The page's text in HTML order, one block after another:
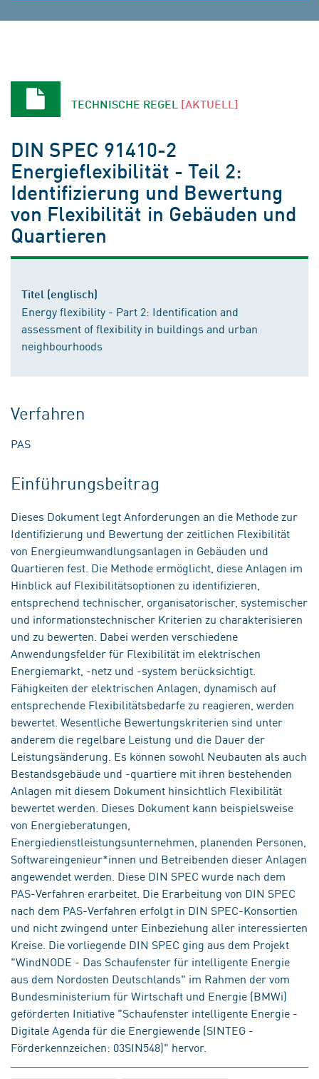
TECHNISCHE REGEL [AKTUELL]
DIN SPEC 91410-2
Energieflexibilität - Teil 2:
Identifizierung und Bewertung
von Flexibilität in Gebäuden und
Quartieren
Titel (englisch)
Energy flexibility - Part 2: Identification and
assessment of flexibility in buildings and urban
neighbourhoods
Verfahren
PAS
Einführungsbeitrag
Dieses Dokument legt Anforderungen an die Methode zur
Identifizierung und Bewertung der zeitlichen Flexibilität
von Energieumwandlungsanlagen in Gebäuden und
Quartieren fest. Die Methode ermöglicht, diese Anlagen im
Hinblick auf Flexibilitätsoptionen zu identifizieren,
entsprechend technischer, organisatorischer, systemischer
und informationstechnischer Kriterien zu charakterisieren
und zu bewerten. Dabei werden verschiedene
Anwendungsfelder für Flexibilität im elektrischen
Energiemarkt, -netz und -system berücksichtigt.
Fähigkeiten der elektrischen Anlagen, dynamisch auf
entsprechende Flexibilitätsbedarfe zu reagieren, werden
bewertet. Wesentliche Bewertungskriterien sind unter
anderem die regelbare Leistung und die Dauer der
Leistungsänderung. Es können sowohl Neubauten als auch
Bestandsgebäude und -quartiere mit ihren bestehenden
Anlagen mit diesem Dokument hinsichtlich Flexibilität
bewertet werden. Dieses Dokument kann beispielsweise
von Energieberatungen,
Energiedienstleistungsunternehmen, planenden Personen,
Softwareingenieur*innen und Betreibenden dieser Anlagen
angewendet werden. Diese DIN SPEC wurde nach dem
PAS-Verfahren erarbeitet. Die Erarbeitung von DIN SPEC
nach dem PAS-Verfahren erfolgt in DIN SPEC-Konsortien
und nicht zwingend unter Einbeziehung aller interessierten
Kreise. Die vorliegende DIN SPEC ging aus dem Projekt
"WindNODE - Das Schaufenster für intelligente Energie
aus dem Nordosten Deutschlands" im Rahmen der vom
Bundesministerium für Wirtschaft und Energie (BMWi)
geförderten Initiative "Schaufenster intelligente Energie -
Digitale Agenda für die Energiewende (SINTEG -
Förderkennzeichen: 03SIN548)" hervor.